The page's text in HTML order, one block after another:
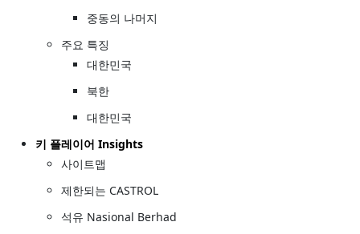
중동의 나머지
주요 특징
대한민국
북한
대한민국
키 플레이어 Insights
사이트맵
제한되는 CASTROL
석유 Nasional Berhad